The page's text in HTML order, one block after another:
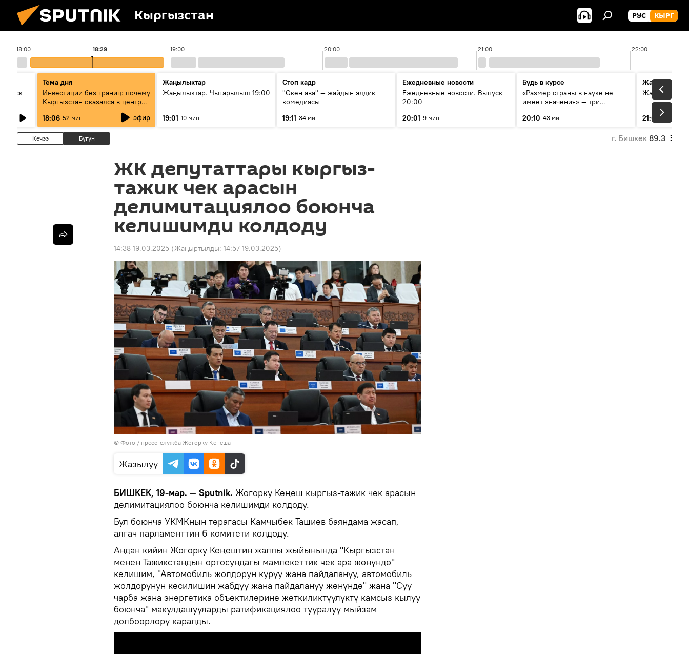
Кыргызстан РУС КЫРГ
18:00 19:00 20:00 21:00 22:00
18:29
Тема дня
Инвестиции без границ: почему
Кыргызстан оказался в центре
18:06 52 мин эфир
Жаңылыктар
Жаңылыктар. Чыгарылыш 19:00
19:01 10 мин
Стоп кадр
"Окен ава" — жайдын элдик
комедиясы
19:11 34 мин
Ежедневные новости
Ежедневные новости. Выпуск
20:00
20:01 9 мин
Будь в курсе
«Размер страны в науке не
имеет значения» — три
России и Кыргызстана в
20:10 43 мин
Жаңылыктар
21:01 3 мин
Кечээ Бүгүн г. Бишкек 89.3
ЖК депутаттары кыргыз-
тажик чек арасын
делимитациялоо боюнча
келишимди колдоду
14:38 19.03.2025 (Жаңыртылды: 14:57 19.03.2025)
© Фото / пресс-служба Жогорку Кенеша
Жазылуу
БИШКЕК, 19-мар. — Sputnik. Жогорку Кеңеш кыргыз-тажик чек арасын
делимитациялоо боюнча келишимди колдоду.
Бул боюнча УКМКнын төрагасы Камчыбек Ташиев баяндама жасап,
алгач парламенттин 6 комитети колдоду.
Андан кийин Жогорку Кеңештин жалпы жыйынында "Кыргызстан
менен Тажикстандын ортосундагы мамлекеттик чек ара жөнүндө"
келишим, "Автомобиль жолдорун куруу жана пайдалануу, автомобиль
жолдорунун кесилишин жабдуу жана пайдалануу жөнүндө" жана "Суу
чарба жана энергетика объектилерине жеткиликтүүлүктү камсыз кылуу
боюнча" макулдашууларды ратификациялоо тууралуу мыйзам
долбоорлору каралды.